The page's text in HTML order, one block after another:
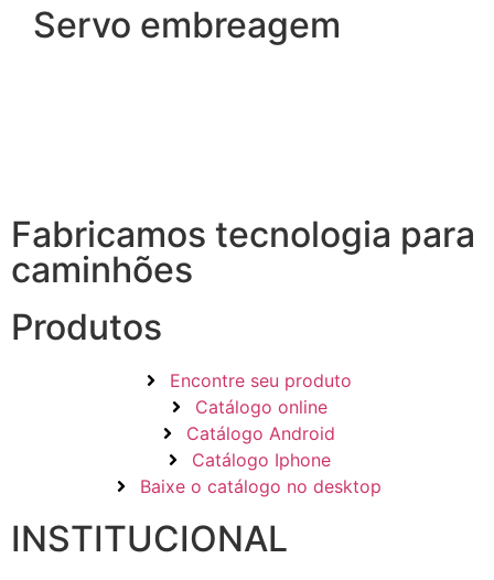
Servo embreagem
Fabricamos tecnologia para
caminhões
Produtos
Encontre seu produto
Catálogo online
Catálogo Android
Catálogo Iphone
Baixe o catálogo no desktop
INSTITUCIONAL